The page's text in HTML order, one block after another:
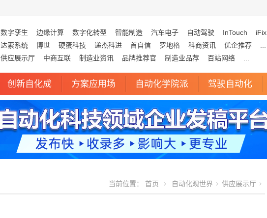
数字孪生 边缘计算 数字化转型 智能制造 汽车电子 自动驾驶 InTouch iFix
达索系统 博世 硬蛋科技 递杰科进 首自信 罗地格 科商资讯 优企推荐
供应展示厅 中商互联 制造业资讯 品牌推荐官 制造业品荐 百站网络
创新自化成 方案应用场 自动化学院派 驾驶自动化
当前位置： 首页 自动化观世界 供应展示厅